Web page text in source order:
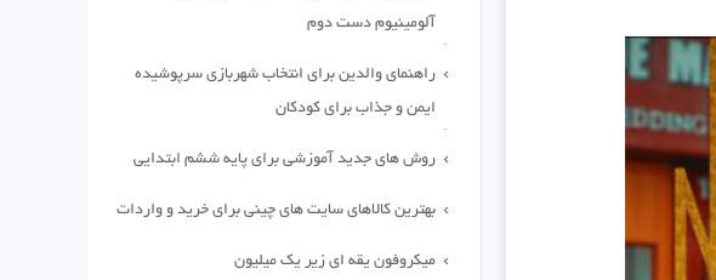
آلومینیوم دست دوم
راهنمای والدین برای انتخاب شهربازی سرپوشیده
ایمن و جذاب برای کودکان
روش های جدید آموزشی برای پایه ششم ابتدایی
بهترین کالاهای سایت های چینی برای خرید و واردات
میکروفون یقه ای زیر یک میلیون